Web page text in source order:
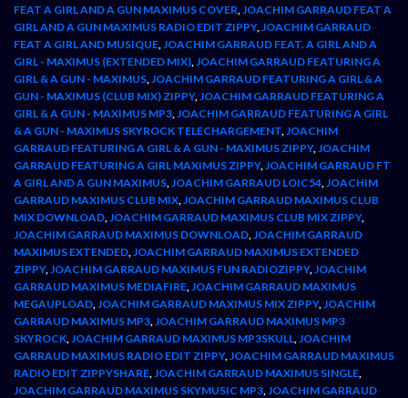
FEAT A GIRL AND A GUN MAXIMUS COVER JOACHIM GARRAUD FEAT A
GIRL AND A GUN MAXIMUS RADIO EDIT ZIPPY, JOACHIM GARRAUD
FEAT A GIRL AND MUSIQUE JOACHIM GARRAUD FEAT. A GIRL AND A
GIRL - MAXIMUS (EXTENDED MIX) JOACHIM GARRAUD FEATURING A
GIRL & A GUN - MAXIMUS JOACHIM GARRAUD FEATURING A GIRL & A
GUN - MAXIMUS (CLUB MIX) ZIPPY, JOACHIM GARRAUD FEATURING A
GIRL & A GUN - MAXIMUS MP3 JOACHIM GARRAUD FEATURING A GIRL
& A GUN - MAXIMUS SKYROCK TELECHARGEMENT JOACHIM
GARRAUD FEATURING A GIRL & A GUN - MAXIMUS ZIPPY, JOACHIM
GARRAUD FEATURING A GIRL MAXIMUS ZIPPY, JOACHIM GARRAUD FT
A GIRL AND A GUN MAXIMUS JOACHIM GARRAUD LOIC54 JOACHIM
GARRAUD MAXIMUS CLUB MIX JOACHIM GARRAUD MAXIMUS CLUB
MIX DOWNLOAD JOACHIM GARRAUD MAXIMUS CLUB MIX ZIPPY,
JOACHIM GARRAUD MAXIMUS DOWNLOAD JOACHIM GARRAUD
MAXIMUS EXTENDED JOACHIM GARRAUD MAXIMUS EXTENDED
ZIPPY, JOACHIM GARRAUD MAXIMUS FUN RADIOZIPPY, JOACHIM
GARRAUD MAXIMUS MEDIAFIRE JOACHIM GARRAUD MAXIMUS
MEGAUPLOAD JOACHIM GARRAUD MAXIMUS MIX ZIPPY, JOACHIM
GARRAUD MAXIMUS MP3 JOACHIM GARRAUD MAXIMUS MP3
SKYROCK JOACHIM GARRAUD MAXIMUS MP3SKULL JOACHIM
GARRAUD MAXIMUS RADIO EDIT ZIPPY, JOACHIM GARRAUD MAXIMUS
RADIO EDIT ZIPPYSHARE JOACHIM GARRAUD MAXIMUS SINGLE
JOACHIM GARRAUD MAXIMUS SKYMUSIC MP3 JOACHIM GARRAUD